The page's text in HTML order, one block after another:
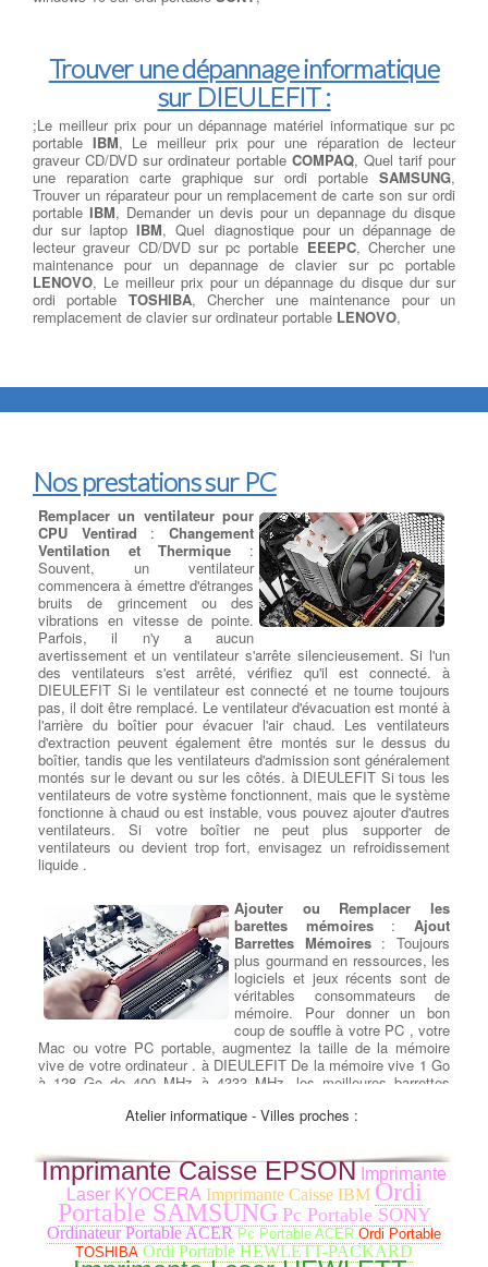
Trouver une dépannage informatique
sur DIEULEFIT :
;Le meilleur prix pour un dépannage matériel informatique sur pc
portable IBM, Le meilleur prix pour une réparation de lecteur
graveur CD/DVD sur ordinateur portable COMPAQ, Quel tarif pour
une reparation carte graphique sur ordi portable SAMSUNG,
Trouver un réparateur pour un remplacement de carte son sur ordi
portableIBM, Demander un devis pour un depannage du disque
dur sur laptopIBM, Quel diagnostique pour un dépannage de
lecteur graveur CD/DVD sur pc portable EEEPC, Chercher une
maintenance pour un depannage de clavier sur pc portable
LENOVO, Le meilleur prix pour un dépannage du disque dur sur
ordi portable TOSHIBA, Chercher une maintenance pour un
remplacement de clavier sur ordinateur portable LENOVO,
Nos prestations sur PC
Remplacer un ventilateur pour
CPU Ventirad :Changement
Ventilation et Thermique :
Souvent, un ventilateur
commencera à émettre d'étranges
bruits de grincement ou des
vibrations en vitesse de pointe.
Parfois, il n'y a aucun
avertissement et un ventilateur s'arrête silencieusement. Si l'un
des ventilateurs s'est arrêté, vérifiez qu'il est connecté. à
DIEULEFIT Si le ventilateur est connecté et ne tourne toujours
pas, il doit être remplacé. Le ventilateur d'évacuation est monté à
l'arrière du boîtier pour évacuer l'air chaud. Les ventilateurs
d'extraction peuvent également être montés sur le dessus du
boîtier, tandis que les ventilateurs d'admission sont généralement
montés sur le devant ou sur les côtés. à DIEULEFIT Si tous les
ventilateurs de votre système fonctionnent, mais que le système
fonctionne à chaud ou est instable, vous pouvez ajouter d'autres
ventilateurs. Si votre boîtier ne peut plus supporter de
ventilateurs ou devient trop fort, envisagez un refroidissement
liquide .
Ajouter ou Remplacer les
barettes mémoires:Ajout
Barrettes Mémoires : Toujours
plus gourmand en ressources, les
logiciels et jeux récents sont de
véritables consommateurs de
mémoire. Pour donner un bon
coup de souffle à votre PC , votre
Mac ou votre PC portable, augmentez la taille de la mémoire
vive de votre ordinateur . à DIEULEFIT De la mémoire vive 1 Go
à 128 Go de 400 MHz à 4333 MHz, les meilleures barrettes
G.Skill et Kingston. à DIEULEFIT Faites votre choix de cartes
Windows 10 ou Mac OS) des barrettes RAM DDR DDR2, DDR3
ou DDR4.
Ajouter ou Remplacer un
lecteur - Graveur cd dvd:
Rajout ou Réparation lecteurs
Atelier informatique - Villes proches :
Imprimante Caisse EPSON Imprimante
Laser KYOCERA Imprimante Caisse IBM Ordi
Portable SAMSUNG Pc Portable SONY
Ordinateur Portable ACER Pc Portable ACER Ordi Portable
TOSHIBA Ordi Portable HEWLETT-PACKARD